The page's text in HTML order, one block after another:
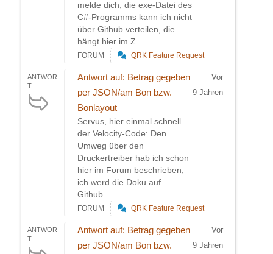
melde dich, die exe-Datei des
C#-Programms kann ich nicht
über Github verteilen, die
hängt hier im Z...
FORUM QRK Feature Request
ANTWOR
T
Antwort auf: Betrag gegeben
per JSON/am Bon bzw.
Bonlayout
Servus, hier einmal schnell
der Velocity-Code: Den
Umweg über den
Druckertreiber hab ich schon
hier im Forum beschrieben,
ich werd die Doku auf
Github...
Vor
9 Jahren
FORUM QRK Feature Request
ANTWOR
T
Antwort auf: Betrag gegeben
per JSON/am Bon bzw.
Vor
9 Jahren